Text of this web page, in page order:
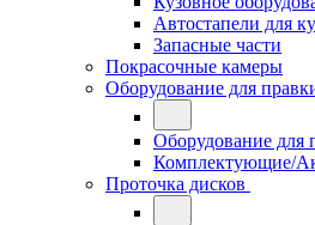
Автостапели для
Запасные части
Покрасочные камеры
Оборудование для
Оборудование для
Комплектующие/
Проточка дисков